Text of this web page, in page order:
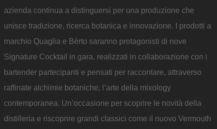
azienda continua a distinguersi per una produzione che
unisce tradizione, ricerca botanica e innovazione. I prodotti a
marchio Quaglia e Bèrto saranno protagonisti di nove
Signature Cocktail in gara, realizzati in collaborazione con i
bartender partecipanti e pensati per raccontare, attraverso
raffinate alchimie botaniche, l’arte della mixology
contemporanea. Un’occasione per scoprire le novità della
distilleria e riscoprire grandi classici come il nuovo Vermouth